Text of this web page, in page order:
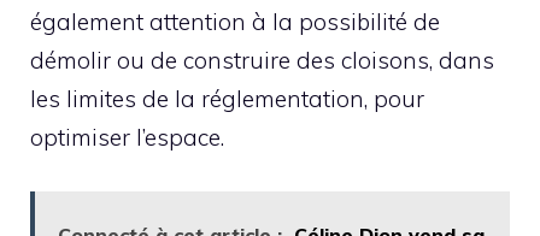
également attention à la possibilité de
démolir ou de construire des cloisons, dans
les limites de la réglementation, pour
optimiser l’espace.